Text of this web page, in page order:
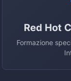
Red Hot
Formazione